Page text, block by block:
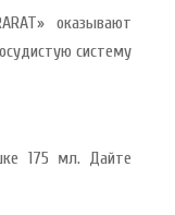
оказывают
систему
175 мл. Дайте